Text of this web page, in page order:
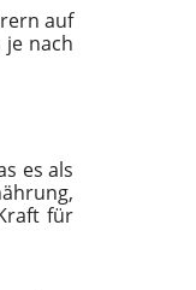
auf
nach
es als
für